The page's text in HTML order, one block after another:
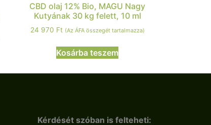
CBD olaj 12% Bio, MAGU Nagy
Kutyának 30 kg felett, 10 ml
24 970 Ft (Az ÁFA összegét tartalmazza)
Kosárba teszem
Kérdését szóban is felteheti: